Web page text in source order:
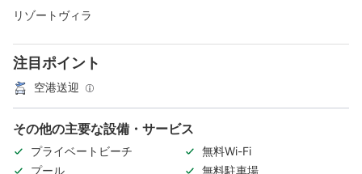
リゾートヴィラ
注目ポイント
空港送迎
その他の主要な設備・サービス
プライベートビーチ
無料Wi-Fi
プール
無料駐車場